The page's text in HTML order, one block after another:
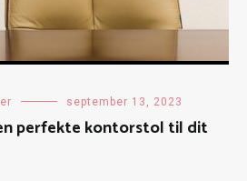
september 13, 2023
perfekte kontorstol til dit